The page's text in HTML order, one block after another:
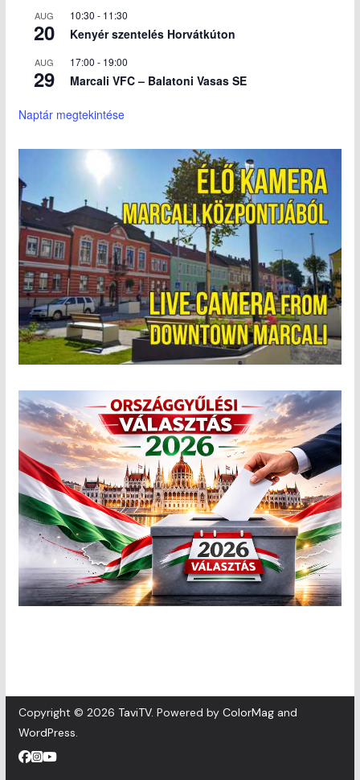
AUG
20
10:30 - 11:30
Kenyér szentelés Horvátkúton
AUG
29
17:00 - 19:00
Marcali VFC – Balatoni Vasas SE
Naptár megtekintése
Copyright © 2026 TaviTV. Powered by ColorMagand
WordPress.